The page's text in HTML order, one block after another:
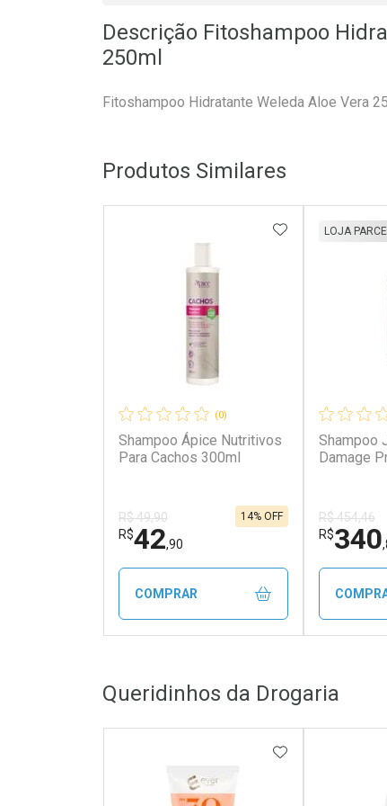
Descrição Fitoshampoo
250ml
Fitoshampoo Hidratante Weleda Aloe Vera
Produtos Similares
(0)
Shampoo Ápice Nutritivos
Para Cachos 300ml
R$ 49,90
R$42,90
14% OFF
ADICIONAR
COMPRAR
Laboratório
Por Menos
Shampoo
Damage
LOJA
R$ 454,46
R$340
Por
Queridinhos da Drogaria
ADICIONAR